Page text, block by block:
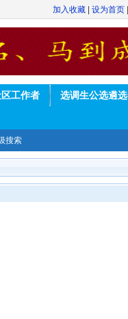
加入收藏 设为首页
工作者 选调生公选遴选
搜索